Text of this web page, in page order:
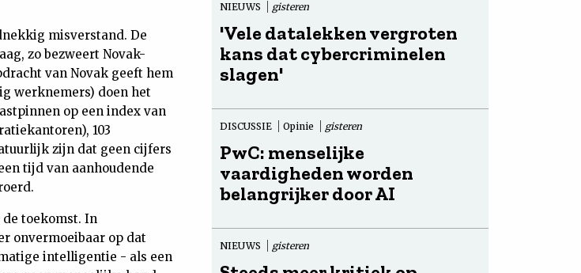
misverstand. De
zo bezweert Novak-
van Novak geeft hem
werknemers) doen het
op een index van
103
zijn dat geen cijfers
tijd van aanhoudende
toekomst. In
onvermoeibaar op dat
intelligentie - als een
NIEUWS gisteren
'Vele datalekken vergroten
kans dat cybercriminelen
slagen'
DISCUSSIE Opinie gisteren
PwC: menselijke
vaardigheden worden
belangrijker door AI
NIEUWS gisteren